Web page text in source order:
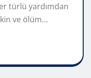
türlü yardımdan
ve ölüm…